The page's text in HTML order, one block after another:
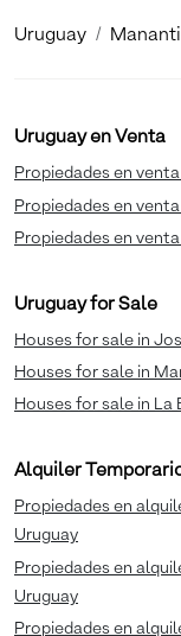
Uruguay
Uruguay en Venta
Propiedades en
Propiedades en
Propiedades en
Uruguay for Sale
Houses for sale in
Houses for sale in
Houses for sale in La
Alquiler
Propiedades en
Uruguay
Propiedades en
Uruguay
Propiedades en